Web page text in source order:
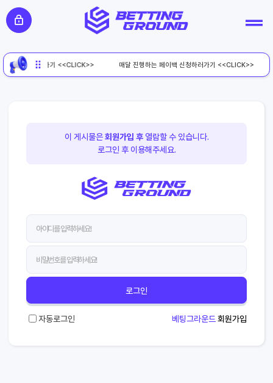
이백 신청하러가기 <<CLICK>> 매달 진행하는 페이백 신청하러가기 <<CLICK>>
이 게시물은회원가입 후열람할 수 있습니다.
로그인 후 이용해주세요.
로그인
자동로그인 베팅그라운드 회원가입